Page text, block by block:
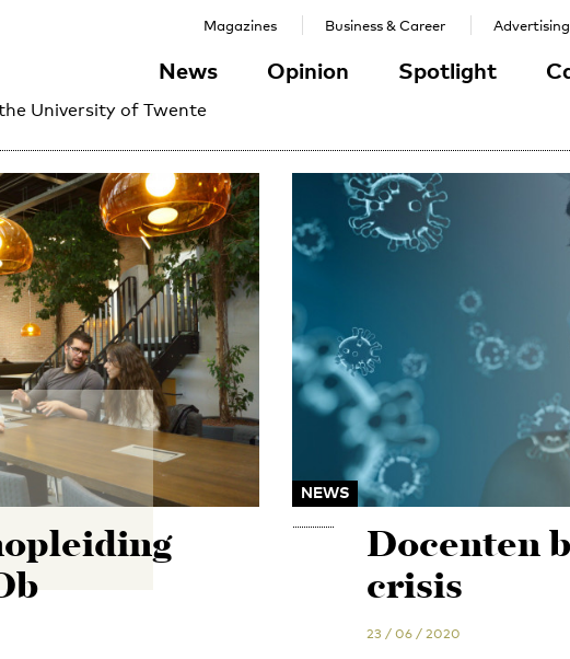
University of Twente
News Opinion Spotlight
Magazines Business & Career
NEWS
Docenten
crisis
23 / 06 / 2020